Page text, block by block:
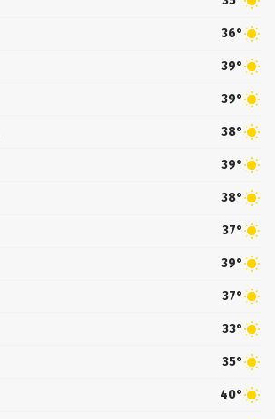
36°
39°
39°
38°
39°
38°
37°
39°
37°
33°
35°
40°